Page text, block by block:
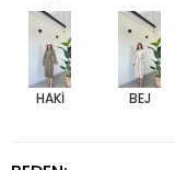
HAKİ BEJ